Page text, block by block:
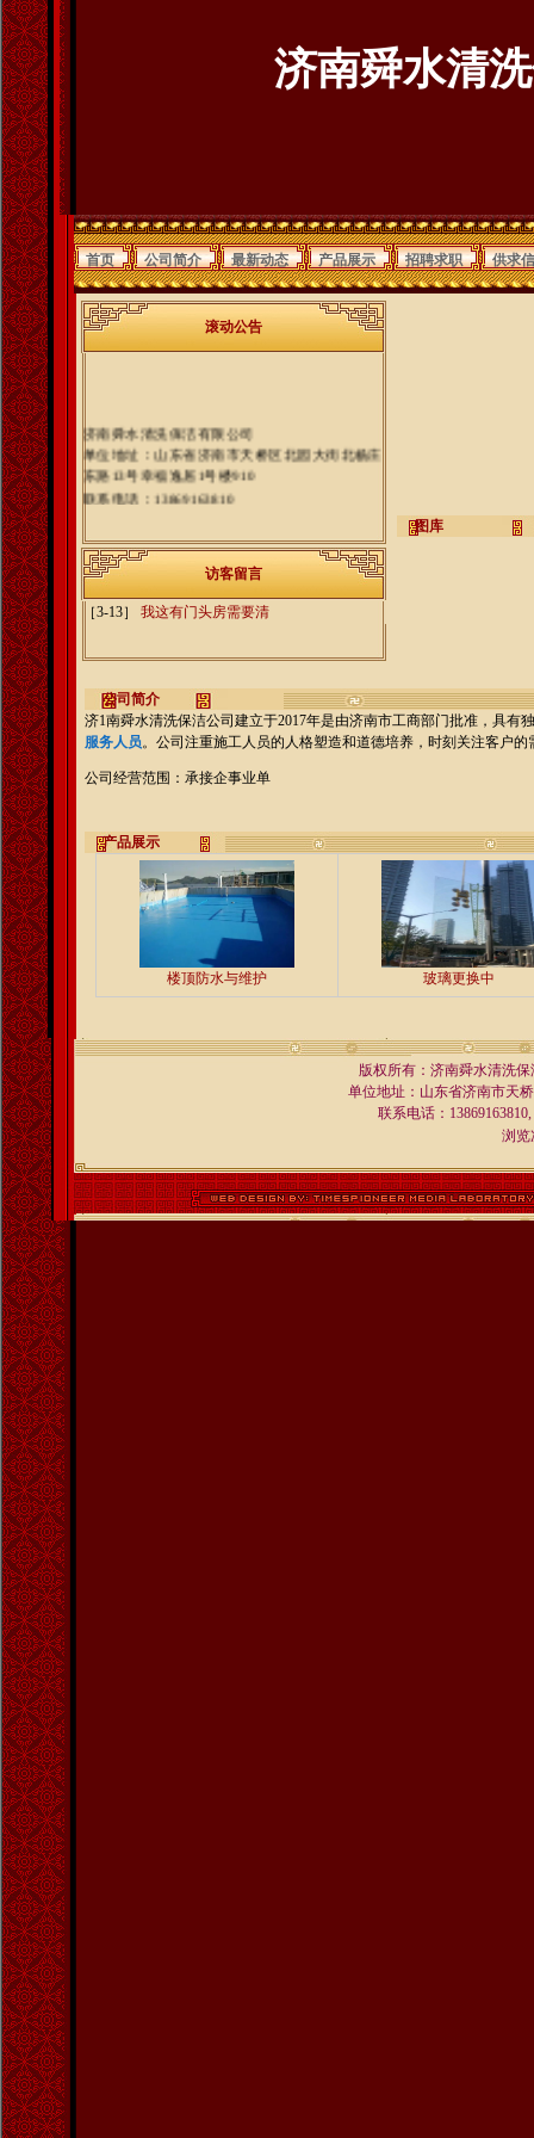
济南舜水清
首页 公司简介 最新动态 产品展示 招聘求职 供求
滚动公告
济南舜水清洗保洁有限公司
单位地址：山东省济南市天桥区北园大街北杨庄
东路13号幸福逸居1号楼910
联系电话：13869163810
访客留言
［3-13］ 我这有门头房需要清
图库
公司简介
济1南舜水清洗保洁公司建立于2017年是由济南市工商部门批准，具
服务人员。公司注重施工人员的人格塑造和道德培养，时刻关注客户
公司经营范围：承接企事业单
产品展示
楼顶防水与维护 玻璃更换中
版权所有：济南舜水清洗
单位地址：山东省济南市天
联系电话：
浏